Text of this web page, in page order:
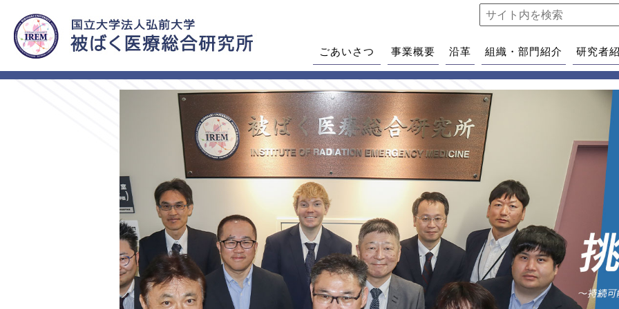
ごあいさつ 事業概要 沿革 組織・部門紹介 研究者